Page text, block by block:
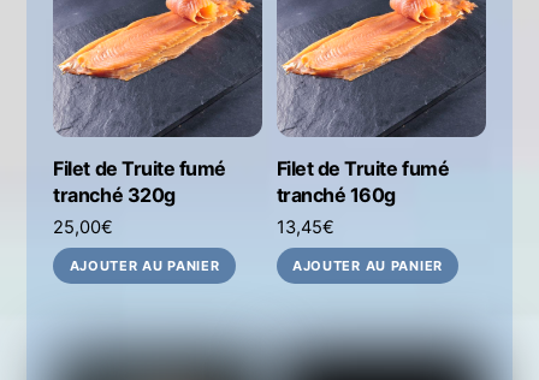
Filet de Truite fumé
tranché 320g
25,00€
AJOUTER AU PANIER
Filet de Truite fumé
tranché 160g
13,45€
AJOUTER AU PANIER